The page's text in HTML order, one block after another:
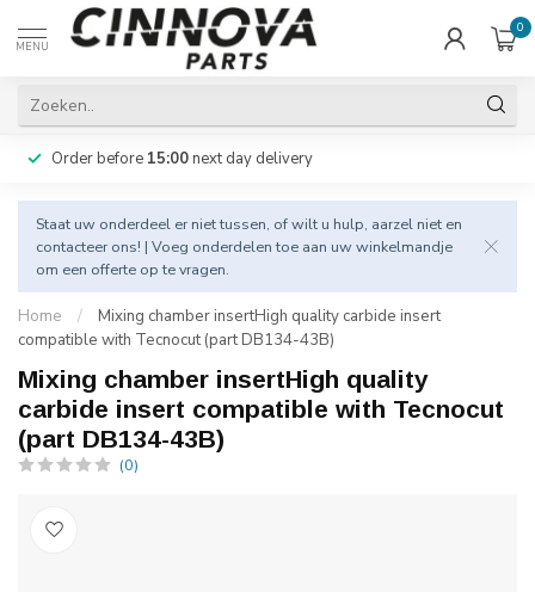
MENU
0
Order before 15:00next day delivery
Staat uw onderdeel er niet tussen, of wilt u hulp, aarzel niet en
contacteer ons! | Voeg onderdelen toe aan uw winkelmandje
om een offerte op te vragen.
Home /
Mixing chamber insertHigh quality carbide insert
compatible with Tecnocut (part DB134-43B)
Mixing chamber insertHigh quality
carbide insert compatible with Tecnocut
(part DB134-43B)
(0)